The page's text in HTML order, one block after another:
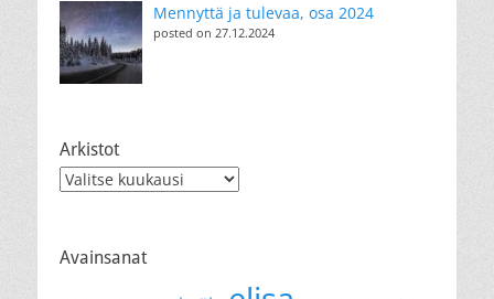
Mennyttä ja tulevaa, osa 2024
posted on 27.12.2024
Arkistot
Arkistot
Avainsanat